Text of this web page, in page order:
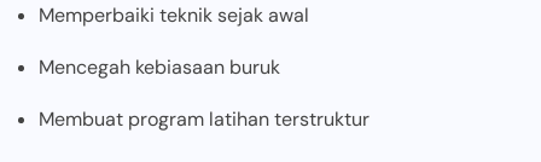
Memperbaiki teknik sejak awal
Mencegah kebiasaan buruk
Membuat program latihan terstruktur